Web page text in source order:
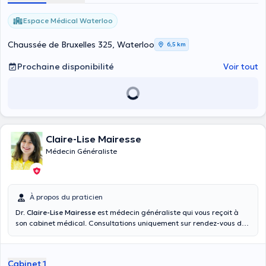
Espace Médical Waterloo
Chaussée de Bruxelles 325, Waterloo 6,5 km
Prochaine disponibilité Voir tout
Claire-Lise Mairesse
Médecin Généraliste
À propos du praticien
Dr. Claire-Lise Mairesse est médecin généraliste qui vous reçoit à
son cabinet médical. Consultations uniquement sur rendez-vous du
absente tous les mercredis et jeudis et son remplacement est
Cabinet 1